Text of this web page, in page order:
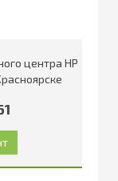
центра HP